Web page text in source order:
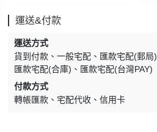
運送&付款
運送方式
貨到付款
一般宅配 匯款宅配(郵局)
匯款宅配(合庫)
匯款宅配(台灣PAY)
付款方式
轉帳匯款
宅配代收 信用卡